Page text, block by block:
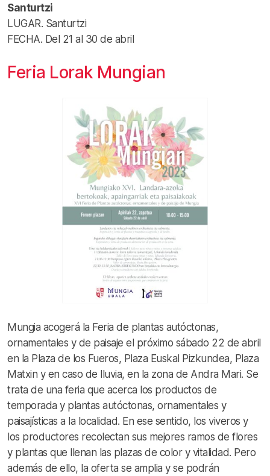
Santurtzi
LUGAR. Santurtzi
FECHA. Del 21 al 30 de abril
Feria Lorak Mungian
Mungia acogerá la Feria de plantas autóctonas,
ornamentales y de paisaje el próximo sábado 22 de abril
en la Plaza de los Fueros, Plaza Euskal Pizkundea, Plaza
Matxin y en caso de lluvia, en la zona de Andra Mari. Se
trata de una feria que acerca los productos de
temporada y plantas autóctonas, ornamentales y
paisajísticas a la localidad. En ese sentido, los viveros y
los productores recolectan sus mejores ramos de flores
y plantas que llenan las plazas de color y vitalidad. Pero
además de ello, la oferta se amplia y se podrán